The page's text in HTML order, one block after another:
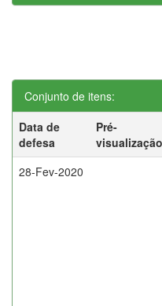
Conjunto de itens:
Data de
defesa
Pré-
visualização
28-Fev-2020